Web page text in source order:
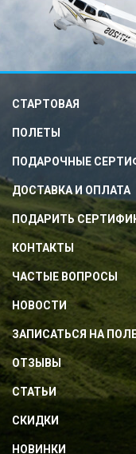
СТАРТОВАЯ
ПОЛЕТЫ
ПОДАРОЧНЫЕ
ДОСТАВКА И ОПЛАТА
ПОДАРИТЬ
КОНТАКТЫ
ЧАСТЫЕ ВОПРОСЫ
НОВОСТИ
ЗАПИСАТЬСЯ НА
ОТЗЫВЫ
СТАТЬИ
СКИДКИ
НОВИНКИ